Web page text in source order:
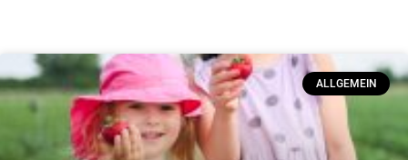
ALLGEMEIN